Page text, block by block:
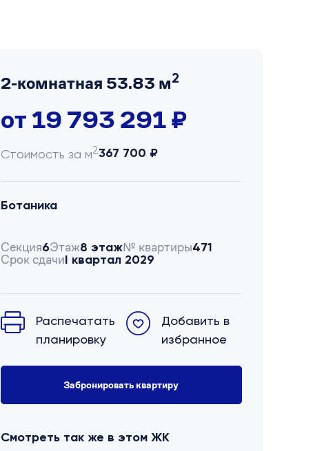
2-комнатная 53.83 м2
от 19 793 291 ₽
Стоимость за м2367 700 ₽
Ботаника
Секция6Этаж8 этаж№ квартиры471
Срок сдачиI квартал 2029
Распечатать
планировку
Добавить в
избранное
Забронировать квартиру
Смотреть так же в этом ЖК